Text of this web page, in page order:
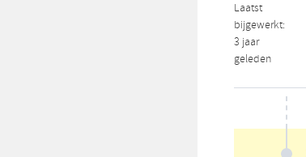
Laatst
bijgewerkt:
3 jaar
geleden